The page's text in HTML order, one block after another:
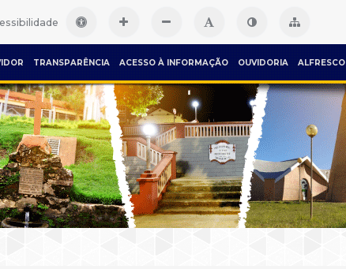
TRANSPARÊNCIA ACESSO À INFORMAÇÃO OUVIDORIA ALFRESCO